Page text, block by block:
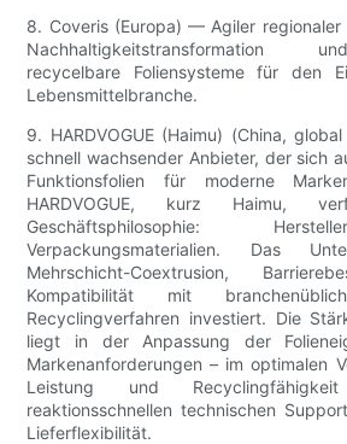
8. Coveris (Europa) — Agiler
Nachhaltigkeitstransformation
recycelbare Foliensysteme für den
Lebensmittelbranche.
9. HARDVOGUE (Haimu) (China,
schnell wachsender Anbieter, der sich
Funktionsfolien für moderne
HARDVOGUE, kurz Haimu,
Geschäftsphilosophie:
Verpackungsmaterialien. Das
Mehrschicht-Coextrusion,
Kompatibilität mit
Recyclingverfahren investiert. Die
liegt in der Anpassung der
Markenanforderungen – im optimalen
Leistung und
reaktionsschnellen technischen
Lieferflexibilität.